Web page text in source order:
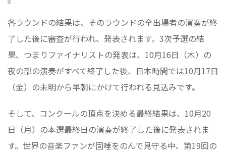
各ラウンドの結果は、そのラウンドの全出場者の演奏が終
了した後に審査が行われ、発表されます。3次予選の結
果、つまりファイナリストの発表は、10月16日（木）の
夜の部の演奏がすべて終了した後、日本時間では10月17日
（金）の未明から早朝にかけて行われる見込みです。
そして、コンクールの頂点を決める最終結果は、10月20
日（月）の本選最終日の演奏が終了した後に発表されま
す。世界の音楽ファンが固唾をのんで見守る中、第19回の